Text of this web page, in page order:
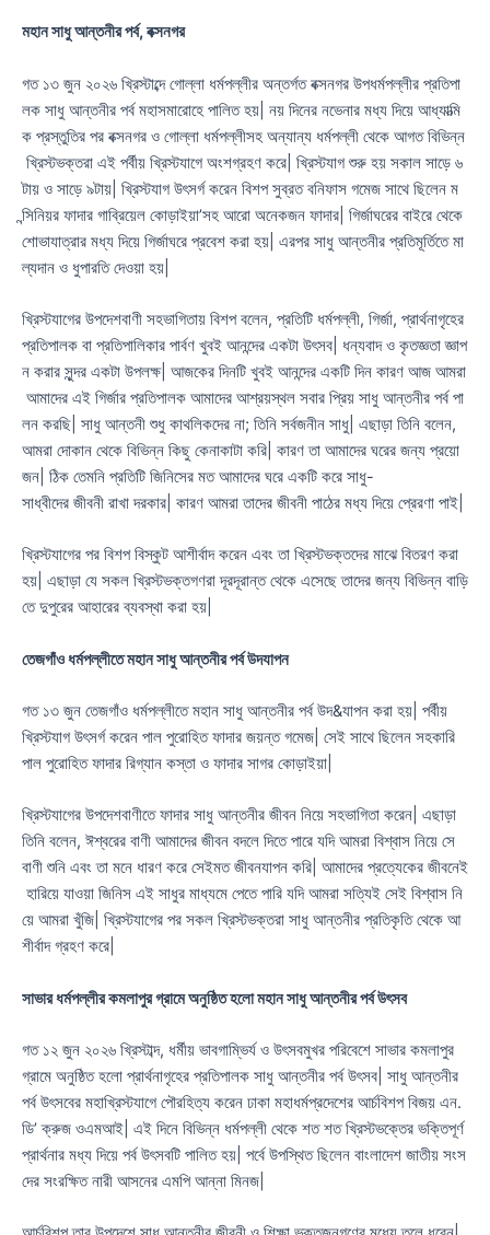
মহানসাধুআন্তনীরপর্ব,বক্সনগর
গত ১৩ জুন ২০২৬ খ্রিস্টাব্দে গোল্লা ধর্মপল্লীর অন্তর্গত বক্সনগর উপধর্মপল্লীর প্রতিপা
লক সাধু আন্তনীর পর্ব মহাসমারোহে পালিত হয়| নয় দিনের নভেনার মধ্য দিয়ে আধ্যাত্মি
ক প্রস্তুতির পর বক্সনগর ও গোল্লা ধর্মপল্লীসহ অন্যান্য ধর্মপল্লী থেকে আগত বিভিন্ন
খ্রিস্টভক্তরা এই পর্বীয় খ্রিস্টযাগে অংশগ্রহণ করে| খ্রিস্টযাগ শুরু হয় সকাল সাড়ে ৬
টায় ও সাড়ে ৯টায়| খ্রিস্টযাগ উৎসর্গ করেন বিশপ সুব্রত বনিফাস গমেজ সাথে ছিলেন ম
ন্সিনিয়র ফাদার গাব্রিয়েল কোড়াইয়া’সহ আরো অনেকজন ফাদার| গির্জাঘরের বাইরে থেকে
শোভাযাত্রার মধ্য দিয়ে গির্জাঘরে প্রবেশ করা হয়| এরপর সাধু আন্তনীর প্রতিমূর্তিতে মা
ল্যদান ও ধুপারতি দেওয়া হয়|
খ্রিস্টযাগের উপদেশবাণী সহভাগিতায় বিশপ বলেন, প্রতিটি ধর্মপল্লী, গির্জা, প্রার্থনাগৃহের
প্রতিপালক বা প্রতিপালিকার পার্বণ খুবই আনন্দের একটা উৎসব| ধন্যবাদ ও কৃতজ্ঞতা জ্ঞাপ
ন করার সুন্দর একটা উপলক্ষ| আজকের দিনটি খুবই আনন্দের একটি দিন কারণ আজ আমরা
আমাদের এই গির্জার প্রতিপালক আমাদের আশ্রয়স্থল সবার প্রিয় সাধু আন্তনীর পর্ব পা
লন করছি| সাধু আন্তনী শুধু কাথলিকদের না; তিনি সর্বজনীন সাধু| এছাড়া তিনি বলেন,
আমরা দোকান থেকে বিভিন্ন কিছু কেনাকাটা করি| কারণ তা আমাদের ঘরের জন্য প্রয়ো
জন| ঠিক তেমনি প্রতিটি জিনিসের মত আমাদের ঘরে একটি করে সাধু-
সাধ্বীদের জীবনী রাখা দরকার| কারণ আমরা তাদের জীবনী পাঠের মধ্য দিয়ে প্রেরণা পাই|
খ্রিস্টযাগের পর বিশপ বিস্কুট আশীর্বাদ করেন এবং তা খ্রিস্টভক্তদের মাঝে বিতরণ করা
হয়| এছাড়া যে সকল খ্রিস্টভক্তগণরা দূরদূরান্ত থেকে এসেছে তাদের জন্য বিভিন্ন বাড়ি
তে দুপুরের আহারের ব্যবস্থা করা হয়|
তেজগাঁওধর্মপল্লীতেমহানসাধুআন্তনীরপর্বউদযাপন
গত ১৩ জুন তেজগাঁও ধর্মপল্লীতে মহান সাধু আন্তনীর পর্ব উদ&যাপন করা হয়| পর্বীয়
খ্রিস্টযাগ উৎসর্গ করেন পাল পুরোহিত ফাদার জয়ন্ত গমেজ| সেই সাথে ছিলেন সহকারি
পাল পুরোহিত ফাদার রিগ্যান কস্তা ও ফাদার সাগর কোড়াইয়া|
খ্রিস্টযাগের উপদেশবাণীতে ফাদার সাধু আন্তনীর জীবন নিয়ে সহভাগিতা করেন| এছাড়া
তিনি বলেন, ঈশ্বরের বাণী আমাদের জীবন বদলে দিতে পারে যদি আমরা বিশ্বাস নিয়ে সে
বাণী শুনি এবং তা মনে ধারণ করে সেইমত জীবনযাপন করি| আমাদের প্রত্যেকের জীবনেই
হারিয়ে যাওয়া জিনিস এই সাধুর মাধ্যমে পেতে পারি যদি আমরা সত্যিই সেই বিশ্বাস নি
য়ে আমরা খুঁজি| খ্রিস্টযাগের পর সকল খ্রিস্টভক্তরা সাধু আন্তনীর প্রতিকৃতি থেকে আ
শীর্বাদ গ্রহণ করে|
সাভারধর্মপল্লীরকমলাপুরগ্রামেঅনুষ্ঠিতহলোমহানসাধুআন্তনীরপর্বউৎসব
গত ১২ জুন ২০২৬ খ্রিস্টাব্দ, ধর্মীয় ভাবগাম্ভির্য ও উৎসবমুখর পরিবেশে সাভার কমলাপুর
গ্রামে অনুষ্ঠিত হলো প্রার্থনাগৃহের প্রতিপালক সাধু আন্তনীর পর্ব উৎসব| সাধু আন্তনীর
পর্ব উৎসবের মহাখ্রিস্টযাগে পৌরহিত্য করেন ঢাকা মহাধর্মপ্রদেশের আর্চবিশপ বিজয় এন.
ডি’ ক্রুজ ওএমআই| এই দিনে বিভিন্ন ধর্মপল্লী থেকে শত শত খ্রিস্টভক্তের ভক্তিপূর্ণ
প্রার্থনার মধ্য দিয়ে পর্ব উৎসবটি পালিত হয়| পর্বে উপস্থিত ছিলেন বাংলাদেশ জাতীয় সংস
দের সংরক্ষিত নারী আসনের এমপি আন্না মিনজ|